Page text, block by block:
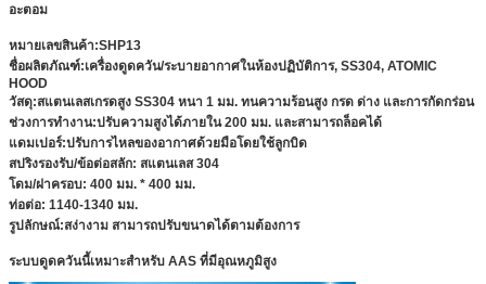
อะตอม
หมายเลขสินค้า:SHP13
ชื่อผลิตภัณฑ์:เครื่องดูดควัน/ระบายอากาศในห้องปฏิบัติการ, SS304, ATOMIC
HOOD
วัสดุ:สแตนเลสเกรดสูง SS304 หนา 1 มม. ทนความร้อนสูง กรด ด่าง และการกัดกร่อน
ช่วงการทำงาน:ปรับความสูงได้ภายใน 200 มม. และสามารถล็อคได้
แดมเปอร์:ปรับการไหลของอากาศด้วยมือโดยใช้ลูกบิด
สปริงรองรับ/ข้อต่อสลัก: สแตนเลส 304
โดม/ฝาครอบ: 400 มม. * 400 มม.
ท่อต่อ: 1140-1340 มม.
รูปลักษณ์:สง่างาม สามารถปรับขนาดได้ตามต้องการ
ระบบดูดควันนี้เหมาะสำหรับ AAS ที่มีอุณหภูมิสูง